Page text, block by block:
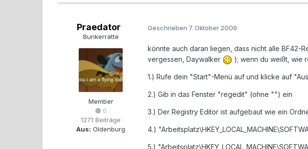
Praedator
Bunkerratte
Member
0
1271 Beiträge
Aus: Oldenburg
Geschrieben 7. Oktober 2006
könnte auch daran liegen, dass nicht alle BF42-
vergessen, Daywalker
); wenn du weißt, wie
1.) Rufe dein "Start"-Menü auf und klicke auf
2.) Gib in das Fenster "regedit" (ohne "") ein
3.) Der Registry Editor ist aufgebaut wie ein
4.)
5.)